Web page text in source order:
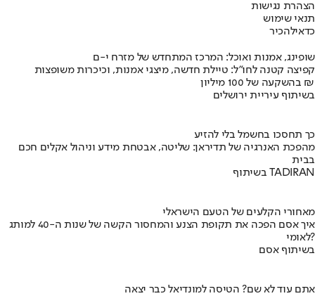
הצהרת נגישות
תנאי שימוש
כדאילהכיר
שופינג, אמנות ואוכל: המרכז המתחדש של מזרח י-ם
קפיצה קטנה לחו"ל: טיילת חדשה, מיצגי אמנות, וכיכרות משופצות
בהשקעה של 100 מיליון ₪
בשיתוף עיריית ירושלים
כך תחסכו בחשמל בלי להזיע
מהפכת האנרגיה של תדיראן: שליטה, אבטחת מידע וניהול אקלים חכם
בבית
בשיתוף TADIRAN
מאחורי הקלעים של הטעם הישראלי
איך אסם הפכה את תקופת הצנע והמחסור הקשה של שנות ה-40 למותג
לאומי?
בשיתוף אסם
אתם עוד לא שם? הטיסה למונדיאל כבר יצאה